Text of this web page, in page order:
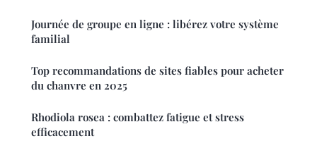
Journée de groupe en ligne : libérez votre système
familial
Top recommandations de sites fiables pour acheter
du chanvre en 2025
Rhodiola rosea : combattez fatigue et stress
efficacement